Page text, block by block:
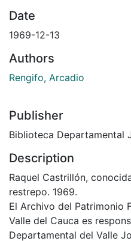
Date
1969-12-13
Authors
Rengifo, Arcadio
Publisher
Biblioteca Departamental
Description
Raquel Castrillón,
restrepo. 1969.
El Archivo del Patrimonio
Valle del Cauca es
Departamental del Valle